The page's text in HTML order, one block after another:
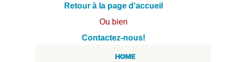
Retour à la page d'accueil
Ou bien
Contactez-nous!
HOME